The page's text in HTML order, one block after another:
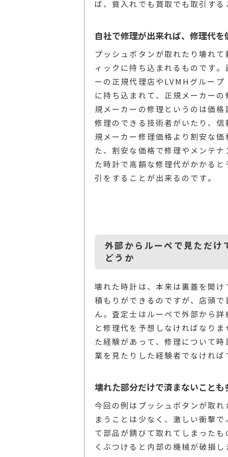
ば、質入れでも買取でも取引す
自社で修理が出来れば、修理代
プッシュボタンが取れたり壊れ
ィックに持ち込まれるものです
ーの正規代理店やLVMHグルー
に持ち込まれて、正規メーカー
規メーカーの修理というのは価
修理のできる技術者がいたり、
規メーカー修理価格より割安な
た、割安な価格で修理やメンテ
た時計で高額な修理代がかかる
引をすることが出来るのです。
外部からルーペで見ただけ
どうか
壊れた時計は、本来は裏蓋を開
積もりができるのですが、店頭
ん。査定士はルーペで外部から
と修理代を予想しなければなり
た経験があって、修理について
業を見たりした経験者でなけれ
壊れた部分だけで済まないことも
今回の例はプッシュボタンが取
まうことは少なく、激しい衝撃
て部品が錆びて取れてしまった
くぶつけると内部の機械が破損